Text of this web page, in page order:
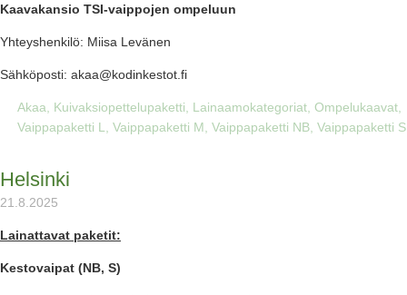
Kaavakansio TSI-vaippojen ompeluun
Yhteyshenkilö: Miisa Levänen
Sähköposti: akaa@kodinkestot.fi
Akaa Kuivaksiopettelupaketti Lainaamokategoriat Ompelukaavat
Vaippapaketti L
Vaippapaketti M Vaippapaketti NB Vaippapaketti S
Helsinki
21.8.2025
Lainattavat paketit:
Kestovaipat (NB, S)